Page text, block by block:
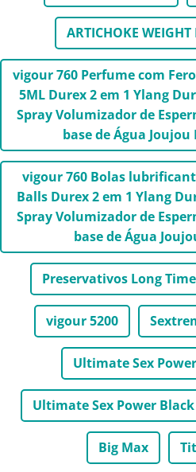
ARTICHOKE WEIGHT
vigour 760 Perfume com
5ML Durex 2 em 1 Ylang
Spray Volumizador de
base de Água
vigour 760 Bolas
Balls Durex 2 em 1 Ylang
Spray Volumizador de
base de Água
Preservativos Long
vigour 5200
Ultimate Sex
Ultimate Sex Power Black
Big Max